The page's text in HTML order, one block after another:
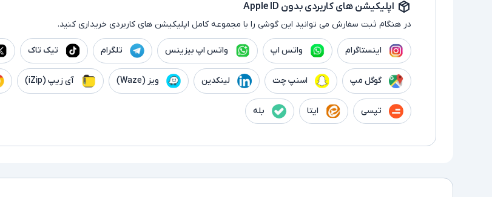
اپلیکیشن های کاربردی بدون Apple ID
در هنگام ثبت سفارش می توانید این گوشی را با مجموعه کامل اپلیکیشن های کاربردی خریداری کنید.
اینستاگرام واتس اپ واتس اپ بیزینس تلگرام تیک تاک
گوگل مپ اسنپ چت لینکدین ویز (Waze) آی زیپ (iZip)
تپسی ایتا بله